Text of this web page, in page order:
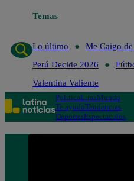
Temas
Lo último
Me Caigo de
Perú Decide 2026
Valentina Valiente
PolíticaLimaMundo
Te ayudoTendencias
DeportesEspectáculos